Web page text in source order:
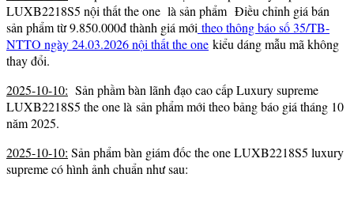
LUXB2218S5 nội thất the one là sản phẩm Điều chỉnh giá bán
sản phẩm từ 9.850.000đ thành giá mới theo thông báo số 35/TB-
NTTO ngày 24.03.2026 nội thất the one kiểu dáng mẫu mã không
thay đổi.
2025-10-10: Sản phầm bàn lãnh đạo cao cấp Luxury supreme
LUXB2218S5 the one là sản phẩm mới theo bảng báo giá tháng 10
năm 2025.
2025-10-10: Sản phẩm bàn giám đốc the one LUXB2218S5 luxury
supreme có hình ảnh chuẩn như sau: